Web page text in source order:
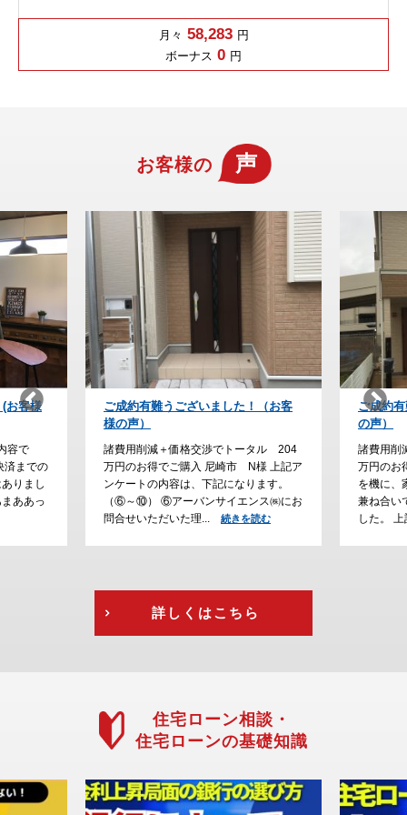
月々 58,283 円
ボーナス 0 円
お客様の 声
（お客
ル 204
上記ア
す。
㈱にお
ご成約有難うございました！(お客様
の声）
諸費用削減＋価格交渉でトータル 230
万円のお得でご購入 川西市 H様 ご結婚
を機に、家探しをスタートして、通勤の
兼ね合いで立地条件にこだわって探しま
した。 上記アン... 続きを読む
納得の
た。
諸費用削
でご購入
大阪で家
が、通勤
えて、
詳しくはこちら
住宅ローン相談・
住宅ローンの基礎知識